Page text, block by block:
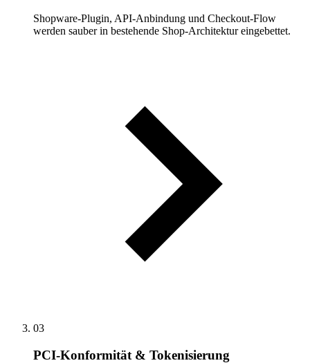
Shopware-Plugin, API-Anbindung und Checkout-Flow
werden sauber in bestehende Shop-Architektur eingebettet.
03
PCI-Konformität & Tokenisierung